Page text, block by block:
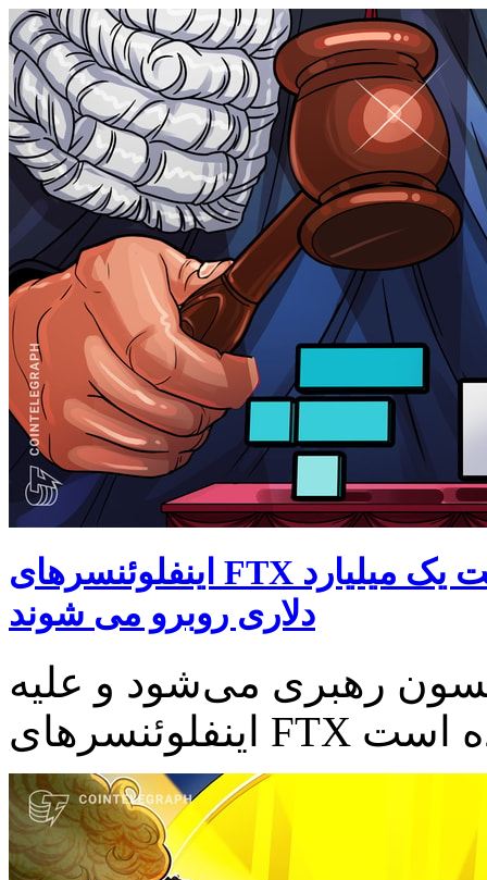
اینفلوئنسرهای FTX به دلیل تبلیغ کلاهبرداری رمزارز با شکایت یک میلیارد
دلاری روبرو می شوند
رهبری می‌شود و علیه